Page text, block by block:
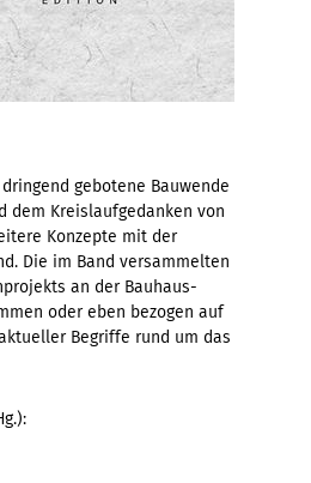
gebotene Bauwende
dem Kreislaufgedanken von
Konzepte mit der
Die im Band versammelten
an der Bauhaus-
oder eben bezogen auf
Begriffe rund um das